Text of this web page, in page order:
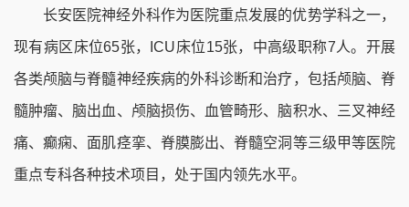
长安医院神经外科作为医院重点发展的优势学科之一，
现有病区床位65张，ICU床位15张，中高级职称7人。开展
各类颅脑与脊髓神经疾病的外科诊断和治疗，包括颅脑、脊
髓肿瘤、脑出血、颅脑损伤、血管畸形、脑积水、三叉神经
痛、癫痫、面肌痉挛、脊膜膨出、脊髓空洞等三级甲等医院
重点专科各种技术项目，处于国内领先水平。